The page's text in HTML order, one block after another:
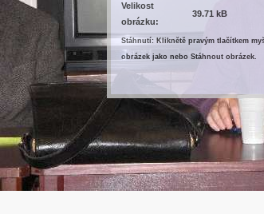
Velikost
obrázku:
39.71 kB
Stáhnutí: Kliknětě pravým tlačítkem
obrázek jako nebo Stáhnout obrázek.